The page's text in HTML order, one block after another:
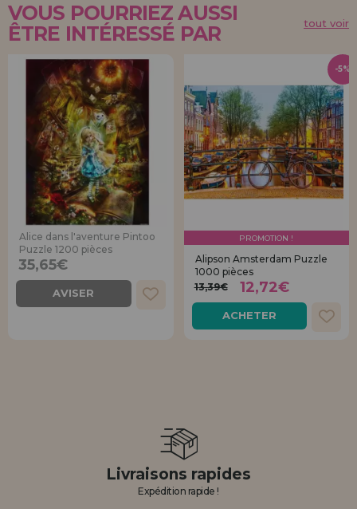
VOUS POURRIEZ AUSSI
ÊTRE INTÉRESSÉ PAR
tout voir
Alice dans l'aventure Pintoo
Puzzle 1200 pièces
35,65€
AVISER
PROMOTION !
Alipson Amsterdam Puzzle
1000 pièces
13,39€
12,72€
ACHETER
-5%
Livraisons rapides
Expédition rapide !